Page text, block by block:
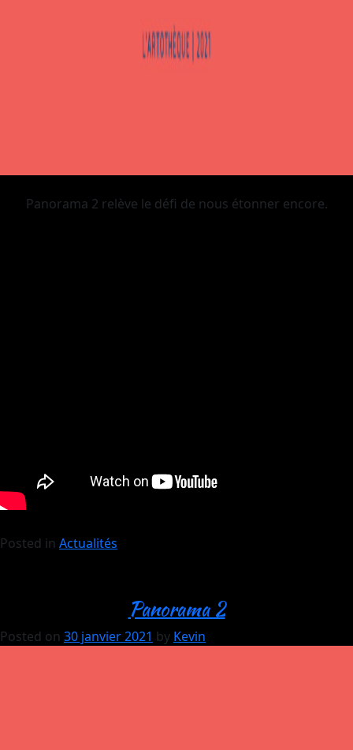
Panorama 2 relève le défi de nous étonner encore.
Posted in Actualités
Panorama 2
Posted on 30 janvier 2021 by Kevin